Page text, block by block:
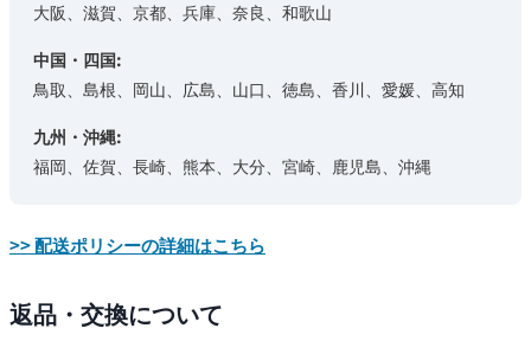
大阪、滋賀、京都、兵庫、奈良、和歌山
中国・四国:
鳥取、島根、岡山、広島、山口、徳島、香川、愛媛、高知
九州・沖縄:
福岡、佐賀、長崎、熊本、大分、宮崎、鹿児島、沖縄
>> 配送ポリシーの詳細はこちら
返品・交換について